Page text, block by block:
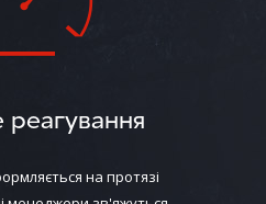
на протязі